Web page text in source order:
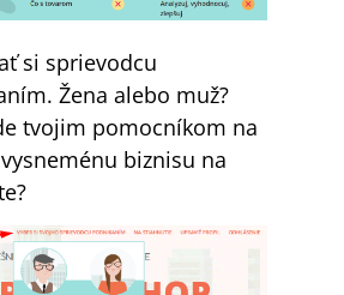
si sprievodcu
Žena alebo muž?
tvojim pomocníkom na
biznisu na